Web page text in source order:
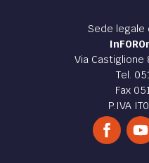
Sede legale
Via Castiglione
Tel.
Fax
P.IVA